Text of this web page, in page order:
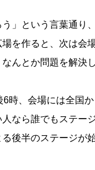
う」という言葉通
を作ると、次は会
んとか問題を解決
6時、会場には全国
なら誰でもステー
後半のステージが